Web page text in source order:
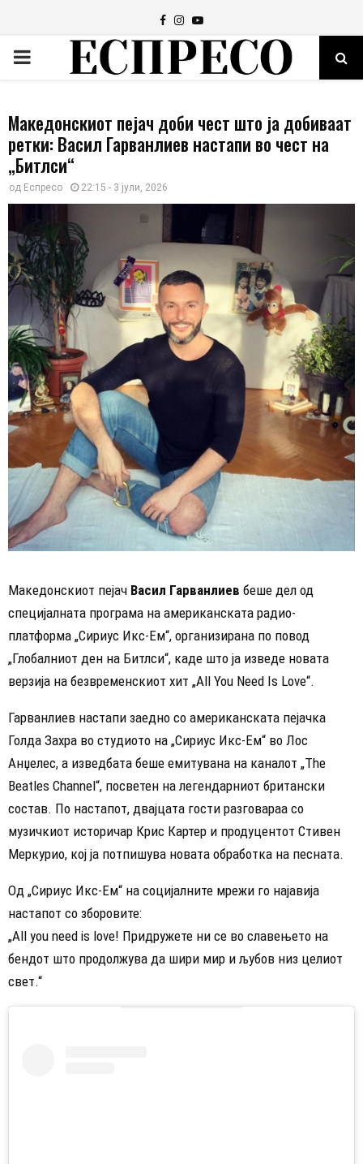
Facebook
Instagram
Youtube
PRIMARY
Македонскиот пејач доби чест што ја добиваат
ретки: Васил Гарванлиев настапи во чест на
„Битлси“
од Еспресо 22:15 - 3 јули, 2026
Македонскиот пејач Васил Гарванлиев беше дел од
специјалната програма на американската радио-
платформа „Сириус Икс-Ем“, организирана по повод
„Глобалниот ден на Битлси“, каде што ја изведе новата
верзија на безвременскиот хит „All You Need Is Love“.
Гарванлиев настапи заедно со американската пејачка
Голда Захра во студиото на „Сириус Икс-Ем“ во Лос
Анџелес, а изведбата беше емитувана на каналот „The
Beatles Channel“, посветен на легендарниот британски
состав. По настапот, двајцата гости разговараа со
музичкиот историчар Крис Картер и продуцентот Стивен
Меркурио, кој ја потпишува новата обработка на песната.
Од „Сириус Икс-Ем“ на социјалните мрежи го најавија
настапот со зборовите:
„All you need is love! Придружете ни се во славењето на
бендот што продолжува да шири мир и љубов низ целиот
свет.“